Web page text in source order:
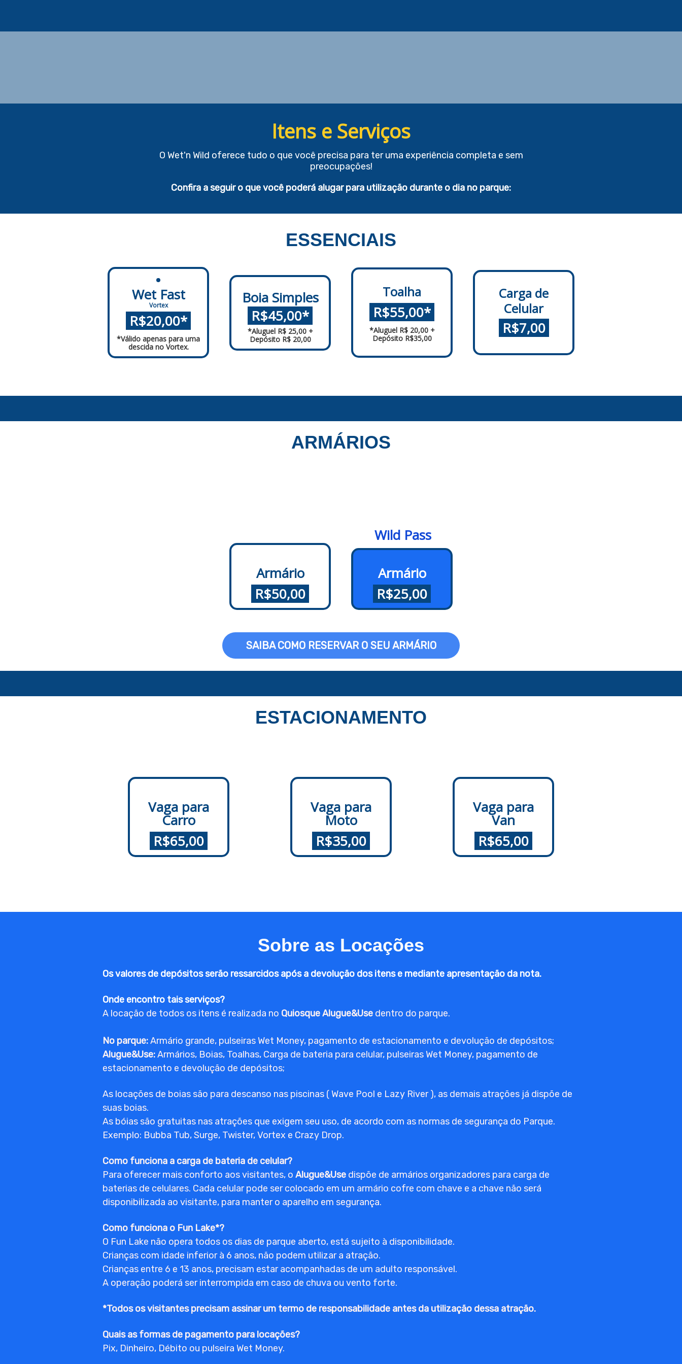
Itens e Serviços
O Wet'n Wild oferece tudo o que você precisa para ter uma experiência completa e sem
preocupações!
Confira a seguir o que você poderá alugar para utilização durante o dia no parque:
ESSENCIAIS
Wet Fast
Vortex
R$20,00*
*Válido apenas para uma
descida no Vortex.
Boia Simple s
R$45,00*
*Aluguel R$ 25,00 +
Depósito R$ 20,00
Toalha
R$55,00*
*Aluguel R$ 20,00 +
Depósito R$35,00
Carga de
Celular
R$7,00.
ARMÁRIOS
Armário
R$50,00
Wild Pass
Armário
R$25,00
SAIBA COMO RESERVAR O SEU ARMÁRIO
ESTACIONAMENTO
Vaga para
Carro
R$65,00
Vaga para
Moto
R$35,00
Vaga para
Van
R$65,00
Sobre as Locações
Os valores de depósitos serão ressarcidos após a devolução dos itens e mediante apresentação da nota.
Onde encontro tais serviços?
A locação de todos os itens é realizada no Quiosque Alugue&Use dentro do parque.
No parque:Armário grande, pulseiras Wet Money, pagamento de estacionamento e devolução de depósitos;
Alugue&Use:Armários, Boias, Toalhas, Carga de bateria para celular, pulseiras Wet Money, pagamento de
estacionamento e devolução de depósitos;
As locações de boias são para descanso nas piscinas ( Wave Pool e Lazy River ), as demais atrações já dispõe de
suas boias.
As bóias são gratuitas nas atrações que exigem seu uso, de acordo com as normas de segurança do Parque.
Exemplo: Bubba Tub, Surge, Twister, Vortex e Crazy Drop.
Como funciona a carga de bateria de celular?
Para oferecer mais conforto aos visitantes, o Alugue&Use dispõe de armários organizadores para carga de
baterias de celulares. Cada celular pode ser colocado em um armário cofre com chave e a chave não será
disponibilizada ao visitante, para manter o aparelho em segurança.
Como funciona o Fun Lake*?
O Fun Lake não opera todos os dias de parque aberto, está sujeito à disponibilidade.
Crianças com idade inferior à 6 anos, não podem utilizar a atração.
Crianças entre 6 e 13 anos, precisam estar acompanhadas de um adulto responsável.
A operação poderá ser interrompida em caso de chuva ou vento forte.
*Todos os visitantes precisam assinar um termo de responsabilidade antes da utilização dessa atração.
Quais as formas de pagamento para locações?
Pix, Dinheiro, Débito ou pulseira Wet Money.